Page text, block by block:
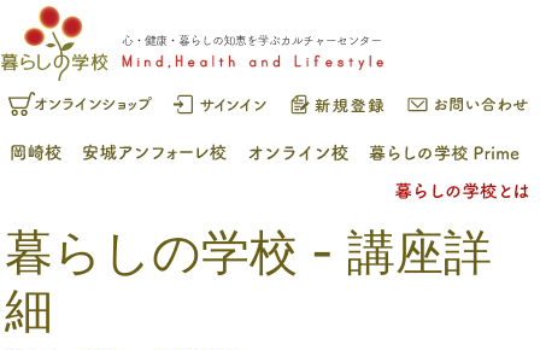
暮らしの学校 - 講座詳
細